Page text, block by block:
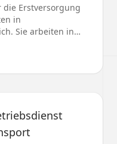
Erstversorgung
in
Sie arbeiten in